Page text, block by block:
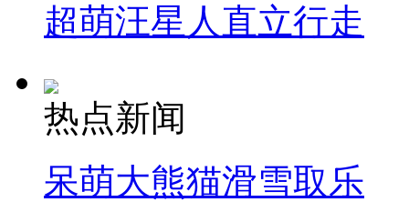
超萌汪星人直立行走
热点新闻
呆萌大熊猫滑雪取乐